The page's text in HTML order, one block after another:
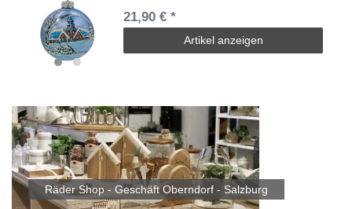
21,90 € *
Artikel anzeigen
Räder Shop - Geschäft Oberndorf - Salzburg